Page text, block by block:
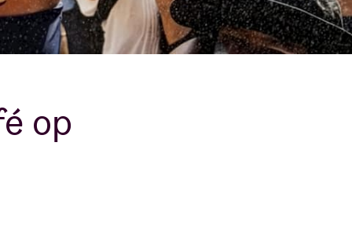
op